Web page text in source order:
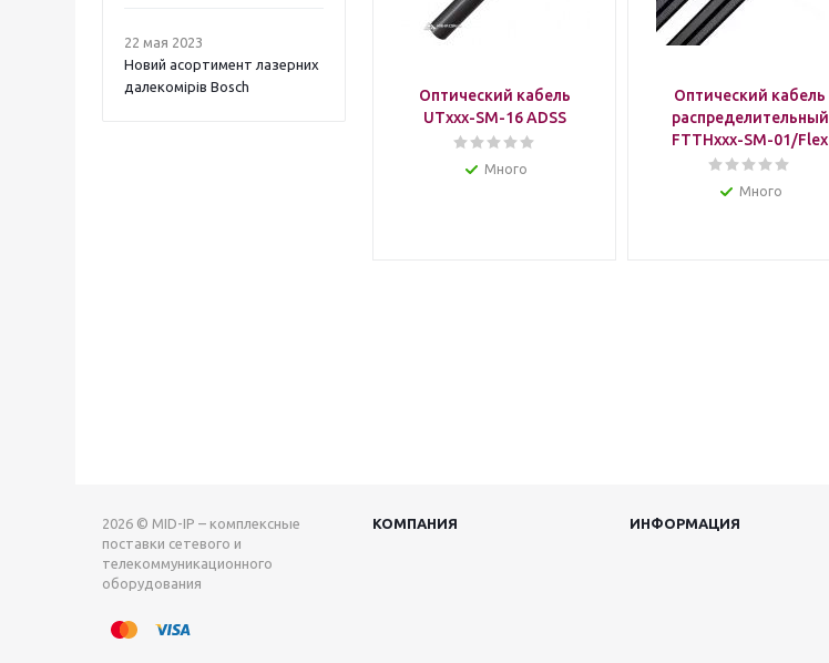
22 мая 2023
Новий асортимент лазерних
далекомірів Bosch
Оптический кабель
UTxxx-SM-16 ADSS
Много
Оптический кабель
распределительный
FTTHxxx-SM-01/Flex
Много
2026 © MID-IP – комплексные
поставки сетевого и
телекоммуникационного
оборудования
КОМПАНИЯ ИНФОРМАЦИЯ